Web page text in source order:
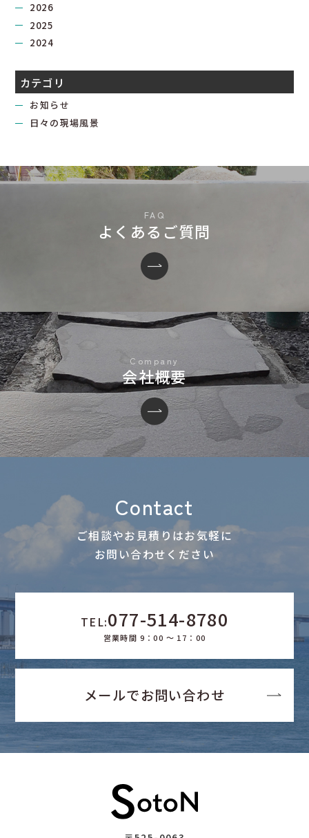
2026
2025
2024
カテゴリ
お知らせ
日々の現場風景
よくあるご質問
会社概要
Contact
ご相談やお見積りはお気軽に
お問い合わせください
TEL:077-514-8780
営業時間 9：00 ～ 17：00
メールでお問い合わせ